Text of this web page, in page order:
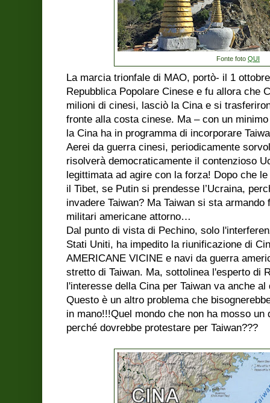
Fonte foto QUI
La marcia trionfale di MAO, portò- il 1
Repubblica Popolare Cinese e fu allora che
milioni di cinesi, lasciò la Cina e si
fronte alla costa cinese. Ma – con un
la Cina ha in programma di incorporare
Aerei da guerra cinesi, periodicamente
risolverà democraticamente il contenzioso
legittimata ad agire con la forza! Dopo che
il Tibet, se Putin si prendesse l’Ucraina,
invadere Taiwan? Ma Taiwan si sta
militari americane attorno…
Dal punto di vista di Pechino, solo
Stati Uniti, ha impedito la riunificazione di
AMERICANE VICINE e navi da guerra
stretto di Taiwan. Ma, sottolinea l'esperto di
l'interesse della Cina per Taiwan va anche
Questo è un altro problema che
in mano!!!Quel mondo che non ha mosso un
perché dovrebbe protestare per Taiwan???